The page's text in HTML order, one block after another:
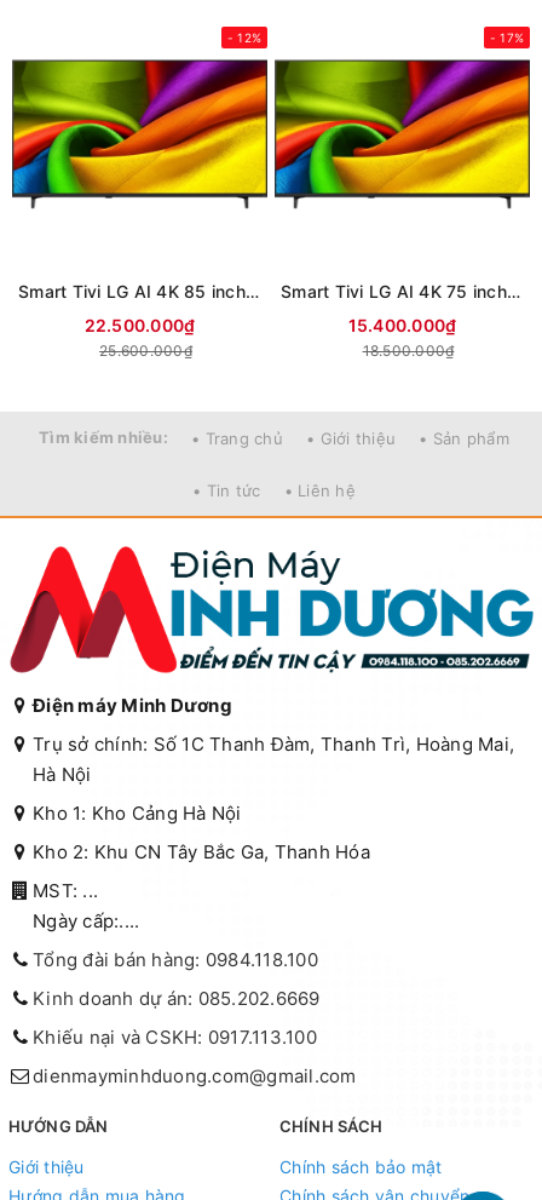
- 12%
Smart Tivi LG AI 4K 85 inch 85NU855BPSA (Mới 2026)
22.500.000₫
25.600.000₫
- 17%
Smart Tivi LG AI 4K 75 inch 75NU855BPSA (Mới 2026)
15.400.000₫
18.500.000₫
Tìm kiếm nhiều: • Trang chủ • Giới thiệu • Sản phẩm
• Tin tức • Liên hệ
Điện máy Minh Dương
Trụ sở chính: Số 1C Thanh Đàm, Thanh Trì, Hoàng Mai,
Hà Nội
Kho 1: Kho Cảng Hà Nội
Kho 2: Khu CN Tây Bắc Ga, Thanh Hóa
MST: ...
Ngày cấp:....
Tổng đài bán hàng: 0984.118.100
Kinh doanh dự án: 085.202.6669
Khiếu nại và CSKH: 0917.113.100
dienmayminhduong.com@gmail.com
HƯỚNG DẪN
Giới thiệu
Hướng dẫn mua hàng
CHÍNH SÁCH
Chính sách bảo mật
Chính sách vận chuyển